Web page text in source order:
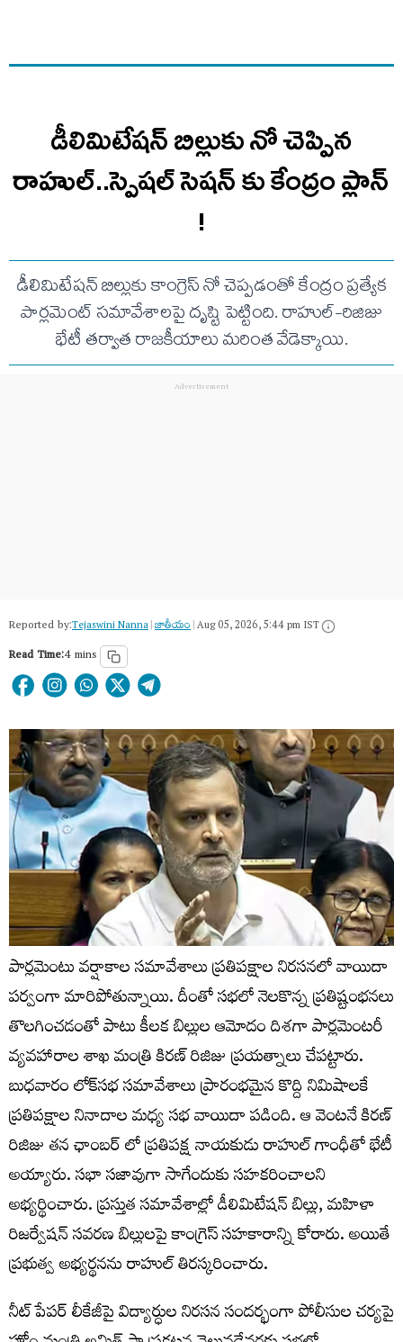
డీలిమిటేషన్ బిల్లుకు నో చెప్పిన
రాహుల్..స్పెషల్ సెషన్ కు కేంద్రం ప్లాన్
!
డీలిమిటేషన్ బిల్లుకు కాంగ్రెస్ నో చెప్పడంతో కేంద్రం ప్రత్యేక
పార్లమెంట్ సమావేశాలపై దృష్టి పెట్టింది. రాహుల్-రిజిజు
భేటీ తర్వాత రాజకీయాలు మరింత వేడెక్కాయి.
Reported by:Tejaswini Nanna|జాతీయం|Aug 05, 2026, 5:44 pm IST
Read Time:4 mins
పార్లమెంటు వర్షాకాల సమావేశాలు ప్రతిపక్షాల నిరసనలో వాయిదా
పర్వంగా మారిపోతున్నాయి. దీంతో సభలో నెలకొన్న ప్రతిష్టంభనలు
తొలగించడంతో పాటు కీలక బిల్లుల ఆమోదం దిశగా పార్లమెంటరీ
వ్యవహారాల శాఖ మంత్రి కిరణ్ రిజిజు ప్రయత్నాలు చేపట్టారు.
బుధవారం లోక్‌సభ సమావేశాలు ప్రారంభమైన కొద్ది నిమిషాలకే
ప్రతిపక్షాల నినాదాల మధ్య సభ వాయిదా పడింది. ఆ వెంటనే కిరణ్
రిజిజు తన ఛాంబర్ లో ప్రతిపక్ష నాయకుడు రాహుల్ గాంధీతో భేటీ
అయ్యారు. సభా సజావుగా సాగేందుకు సహకరించాలని
అభ్యర్థించారు. ప్రస్తుత సమావేశాల్లో డీలిమిటేషన్ బిల్లు, మహిళా
రిజర్వేషన్ సవరణ బిల్లులపై కాంగ్రెస్ సహకారాన్ని కోరారు. అయితే
ప్రభుత్వ అభ్యర్థనను రాహుల్‌ తిరస్కరించారు.
నీట్ పేపర్ లీకేజీపై విద్యార్ధుల నిరసన సందర్భంగా పోలీసుల చర్యపై